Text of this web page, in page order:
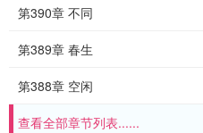
第390章 不同
第389章 春生
第388章 空闲
查看全部章节列表......